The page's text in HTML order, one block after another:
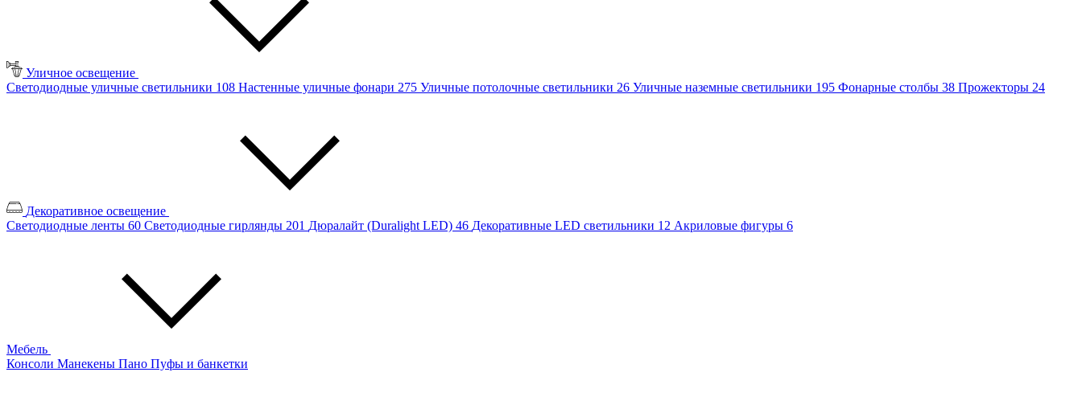
Уличное освещение
Светодиодные уличные светильники 108 Настенные уличные фонари 275 Уличные потолочные светильники 26 Уличные наземные светильники 195 Фонарные столбы 38 Прожекторы 24
Декоративное освещение
Светодиодные ленты 60 Светодиодные гирлянды 201 Дюралайт (Duralight LED) 46 Декоративные LED светильники 12 Акриловые фигуры 6
Мебель
Консоли Манекены Пано Пуфы и банкетки